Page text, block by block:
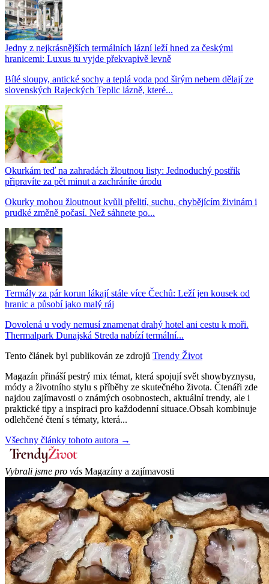
Jedny z nejkrásnějších termálních lázní leží hned za českými
hranicemi: Luxus tu vyjde překvapivě levně
Bílé sloupy, antické sochy a teplá voda pod širým nebem dělají ze
slovenských Rajeckých Teplic lázně, které...
Okurkám teď na zahradách žloutnou listy: Jednoduchý postřik
připravíte za pět minut a zachráníte úrodu
Okurky mohou žloutnout kvůli přelití, suchu, chybějícím živinám i
prudké změně počasí. Než sáhnete po...
Termály za pár korun lákají stále více Čechů: Leží jen kousek od
hranic a působí jako malý ráj
Dovolená u vody nemusí znamenat drahý hotel ani cestu k moři.
Thermalpark Dunajská Streda nabízí termální...
Tento článek byl publikován ze zdrojů Trendy Život
Magazín přináší pestrý mix témat, která spojují svět showbyznysu,
módy a životního stylu s příběhy ze skutečného života. Čtenáři zde
najdou zajímavosti o známých osobnostech, aktuální trendy, ale i
praktické tipy a inspiraci pro každodenní situace.Obsah kombinuje
odlehčené čtení s tématy, která...
Všechny články tohoto autora →
Vybrali jsme pro vás Magazíny a zajímavosti